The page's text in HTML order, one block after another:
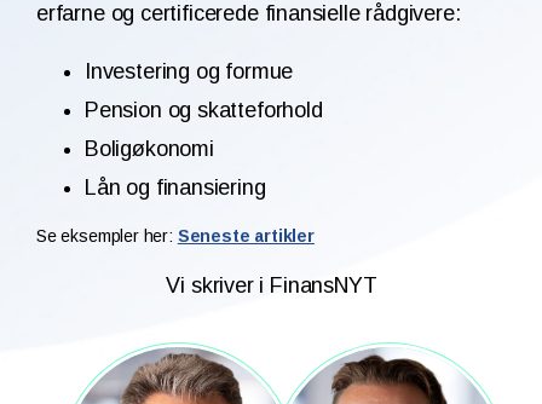
erfarne og certificerede finansielle rådgivere:
Investering og formue
Pension og skatteforhold
Boligøkonomi
Lån og finansiering
Se eksempler her: Seneste artikler
Vi skriver i FinansNYT